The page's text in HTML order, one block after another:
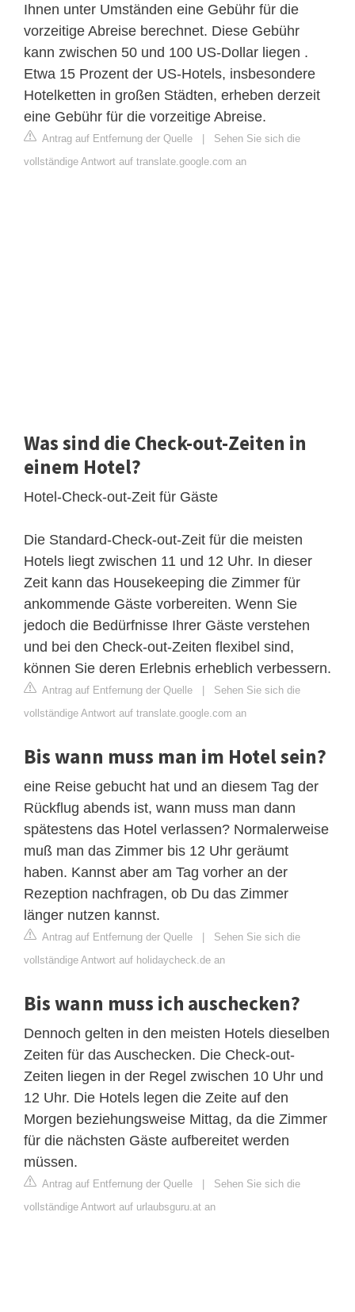
Ihnen unter Umständen eine Gebühr für die
vorzeitige Abreise berechnet. Diese Gebühr
kann zwischen 50 und 100 US-Dollar liegen .
Etwa 15 Prozent der US-Hotels, insbesondere
Hotelketten in großen Städten, erheben derzeit
eine Gebühr für die vorzeitige Abreise.
Antrag auf Entfernung der Quelle | Sehen Sie sich die
vollständige Antwort auf translate.google.com an
Was sind die Check-out-Zeiten in
einem Hotel?
Hotel-Check-out-Zeit für Gäste
Die Standard-Check-out-Zeit für die meisten
Hotels liegt zwischen 11 und 12 Uhr. In dieser
Zeit kann das Housekeeping die Zimmer für
ankommende Gäste vorbereiten. Wenn Sie
jedoch die Bedürfnisse Ihrer Gäste verstehen
und bei den Check-out-Zeiten flexibel sind,
können Sie deren Erlebnis erheblich verbessern.
Antrag auf Entfernung der Quelle | Sehen Sie sich die
vollständige Antwort auf translate.google.com an
Bis wann muss man im Hotel sein?
eine Reise gebucht hat und an diesem Tag der
Rückflug abends ist, wann muss man dann
spätestens das Hotel verlassen? Normalerweise
muß man das Zimmer bis 12 Uhr geräumt
haben. Kannst aber am Tag vorher an der
Rezeption nachfragen, ob Du das Zimmer
länger nutzen kannst.
Antrag auf Entfernung der Quelle | Sehen Sie sich die
vollständige Antwort auf holidaycheck.de an
Bis wann muss ich auschecken?
Dennoch gelten in den meisten Hotels dieselben
Zeiten für das Auschecken. Die Check-out-
Zeiten liegen in der Regel zwischen 10 Uhr und
12 Uhr. Die Hotels legen die Zeite auf den
Morgen beziehungsweise Mittag, da die Zimmer
für die nächsten Gäste aufbereitet werden
müssen.
Antrag auf Entfernung der Quelle | Sehen Sie sich die
vollständige Antwort auf urlaubsguru.at an